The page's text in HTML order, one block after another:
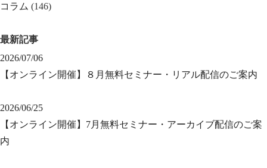
コラム (146)
最新記事
2026/07/06
【オンライン開催】８月無料セミナー・リアル配信のご案内
2026/06/25
【オンライン開催】7月無料セミナー・アーカイブ配信のご案
内